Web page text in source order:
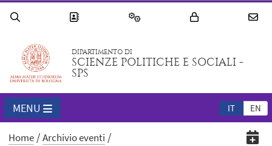
DIPARTIMENTO DI
SCIENZE POLITICHE E SOCIALI -
SPS
IT EN
MENU
Home Archivio eventi